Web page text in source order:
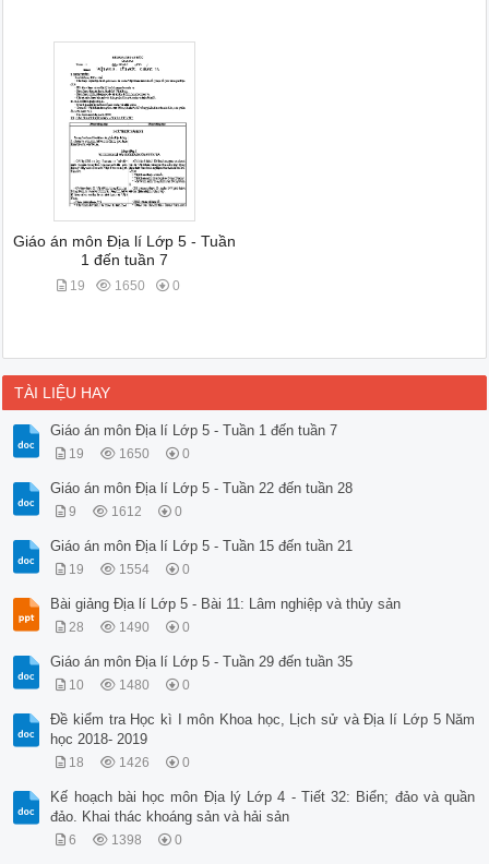
Giáo án môn Địa lí Lớp 5 - Tuần
1 đến tuần 7
19 1650 0
TÀI LIỆU HAY
Giáo án môn Địa lí Lớp 5 - Tuần 1 đến tuần 7
19 1650 0
Giáo án môn Địa lí Lớp 5 - Tuần 22 đến tuần 28
9 1612 0
Giáo án môn Địa lí Lớp 5 - Tuần 15 đến tuần 21
19 1554 0
Bài giảng Địa lí Lớp 5 - Bài 11: Lâm nghiệp và thủy sản
28 1490 0
Giáo án môn Địa lí Lớp 5 - Tuần 29 đến tuần 35
10 1480 0
Đề kiểm tra Học kì I môn Khoa học, Lịch sử và Địa lí Lớp 5 Năm
học 2018- 2019
18 1426 0
Kế hoạch bài học môn Địa lý Lớp 4 - Tiết 32: Biển; đảo và quần
đảo. Khai thác khoáng sản và hải sản
6 1398 0